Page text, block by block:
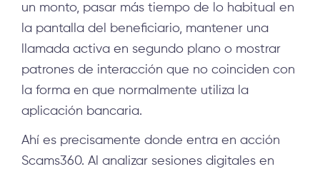
un monto, pasar más tiempo de lo habitual en
la pantalla del beneficiario, mantener una
llamada activa en segundo plano o mostrar
patrones de interacción que no coinciden con
la forma en que normalmente utiliza la
aplicación bancaria.
Ahí es precisamente donde entra en acción
Scams360. Al analizar sesiones digitales en